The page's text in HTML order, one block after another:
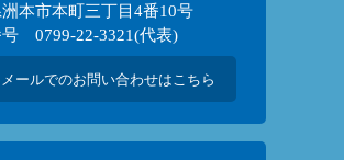
本市本町三丁目4番10号
号 0799-22-3321(代表)
メールでのお問い合わせはこちら